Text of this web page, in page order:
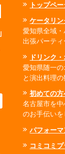
トップペ
ケータリ
愛知県全域・
出張パーティ
ドリンク
愛知県随一
と演出料理の
初めての方
名古屋市を
のお手伝いを
パフォー
コミコミ